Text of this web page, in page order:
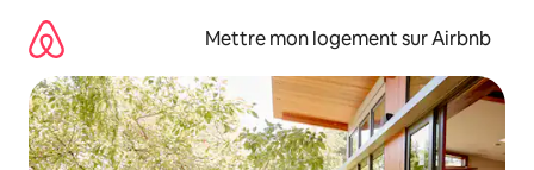
directement
contenu
Mettre mon logement sur Airbnb